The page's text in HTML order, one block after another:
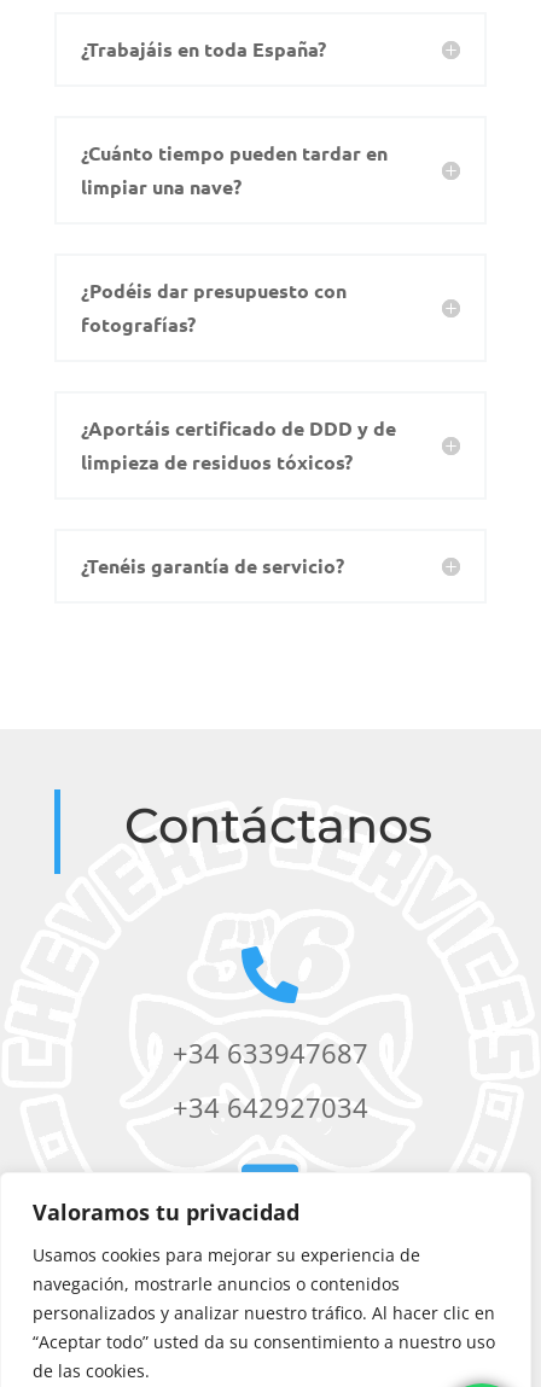
Valoramos tu privacidad
Usamos cookies para mejorar su experiencia de
navegación, mostrarle anuncios o contenidos
personalizados y analizar nuestro tráfico. Al hacer clic en
“Aceptar todo” usted da su consentimiento a nuestro uso
de las cookies.
¿Trabajáis en toda España?
¿Cuánto tiempo pueden tardar en
limpiar una nave?
¿Podéis dar presupuesto con
fotografías?
¿Aportáis certificado de DDD y de
limpieza de residuos tóxicos?
¿Tenéis garantía de servicio?
Contáctanos

+34 633947687
+34 642927034

chevere56services@yahoo.com